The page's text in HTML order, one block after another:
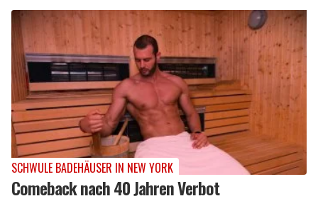
SCHWULE BADEHÄUSER IN NEW YORK
Comeback nach 40 Jahren Verbot